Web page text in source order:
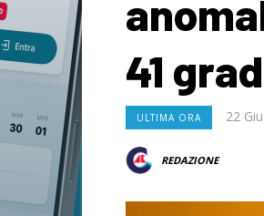
41
ULTIMA ORA 22
REDAZIONE